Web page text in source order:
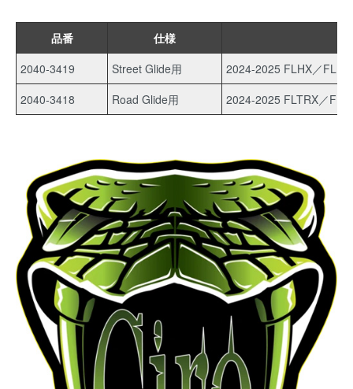
品番
仕様
2040-3419
Street Glide用
2024-2025 FLHX／
2040-3418
Road Glide用 2024-2025 FLTRX／